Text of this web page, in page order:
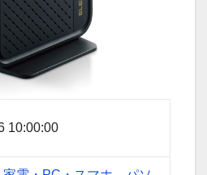
10:00:00